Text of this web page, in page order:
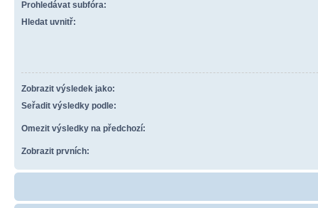
Prohledávat subfóra:
Hledat uvnitř:
Zobrazit výsledek jako:
Seřadit výsledky podle:
Omezit výsledky na předchozí:
Zobrazit prvních: